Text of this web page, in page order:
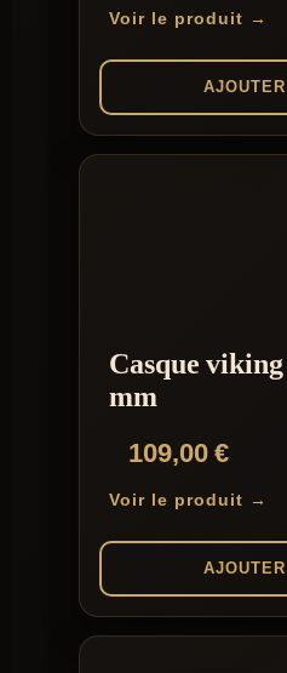
Voir le produit →
Casque
mm
109,00€
Voir le produit →